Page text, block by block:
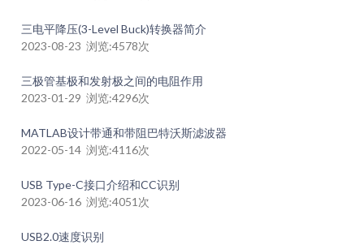
三电平降压(3-Level Buck)转换器简介
2023-08-23 浏览:4578次
三极管基极和发射极之间的电阻作用
2023-01-29 浏览:4296次
MATLAB设计带通和带阻巴特沃斯滤波器
2022-05-14 浏览:4116次
USB Type-C接口介绍和CC识别
2023-06-16 浏览:4051次
USB2.0速度识别